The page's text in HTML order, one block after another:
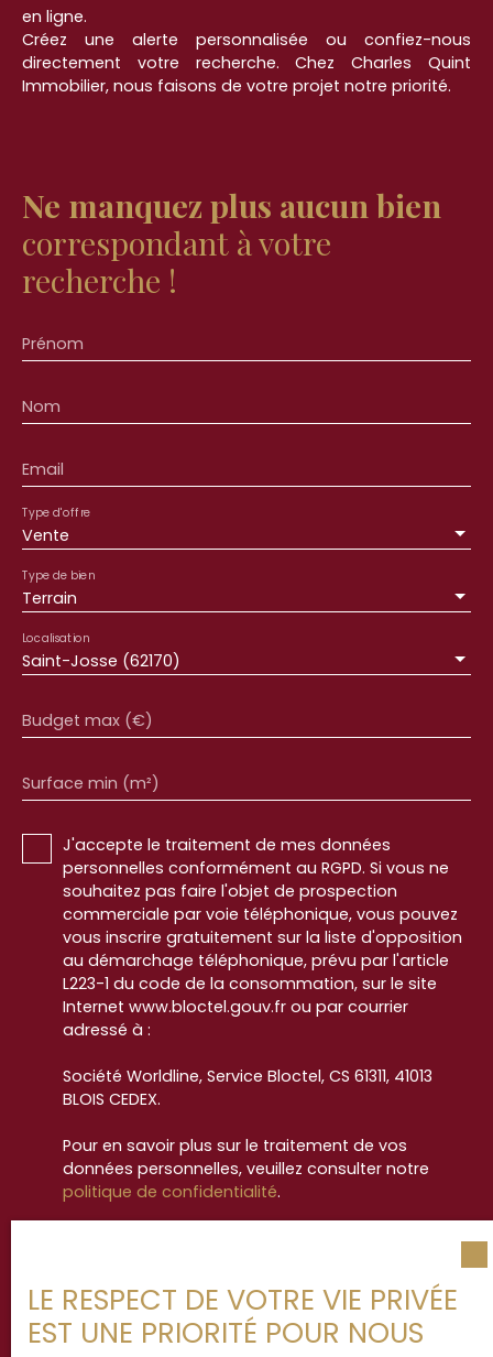
en ligne.
Créez une alerte personnalisée ou confiez-nous
directement votre recherche. Chez Charles Quint
Immobilier, nous faisons de votre projet notre priorité.
Ne manquez plus aucun bien
correspondant à votre
recherche !
Prénom
Nom
Email
Vente
Type d'offre
Terrain
Type de bien
Saint-Josse (62170)
Localisation
Budget max (€)
Surface min (m²)
J'accepte le traitement de mes données
personnelles conformément au RGPD. Si vous ne
souhaitez pas faire l'objet de prospection
commerciale par voie téléphonique, vous pouvez
vous inscrire gratuitement sur la liste d'opposition
au démarchage téléphonique, prévu par l'article
L223-1 du code de la consommation, sur le site
Internet www.bloctel.gouv.fr ou par courrier
adressé à :
Société Worldline, Service Bloctel, CS 61311, 41013
BLOIS CEDEX.
Pour en savoir plus sur le traitement de vos
données personnelles, veuillez consulter notre
politique de confidentialité.
Recevoir des annonces
LE RESPECT DE VOTRE VIE PRIVÉE
EST UNE PRIORITÉ POUR NOUS